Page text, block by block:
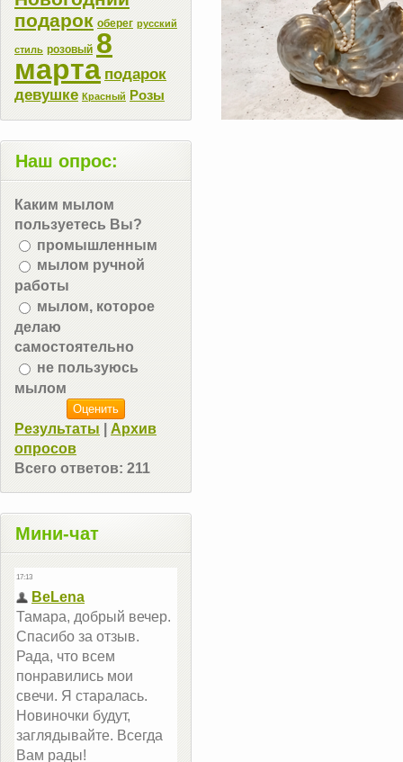
подарок оберег русский
стиль розовый 8
марта подарок
девушке Красный Розы
Наш опрос:
Каким мылом
пользуетесь Вы?
промышленным
мылом ручной
работы
мылом, которое
делаю
самостоятельно
не пользуюсь
мылом
Результаты
Архив
опросов
Всего ответов: 211
Мини-чат